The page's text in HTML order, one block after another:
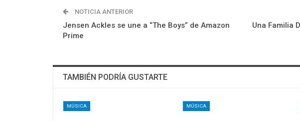
NOTICIA ANTERIOR
Jensen Ackles se une a “The Boys” de Amazon
Prime
Una Familia
TAMBIÉN PODRÍA GUSTARTE
MÚSICA MÚSICA